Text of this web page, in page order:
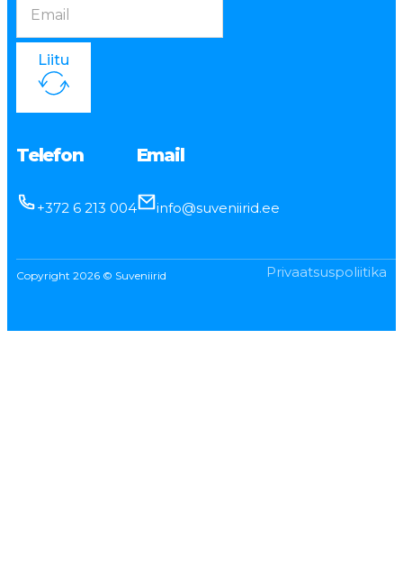
Liitu
Telefon
+372 6 213 004
Email
info@suveniirid.ee
Copyright 2026 © Suveniirid Privaatsuspoliitika